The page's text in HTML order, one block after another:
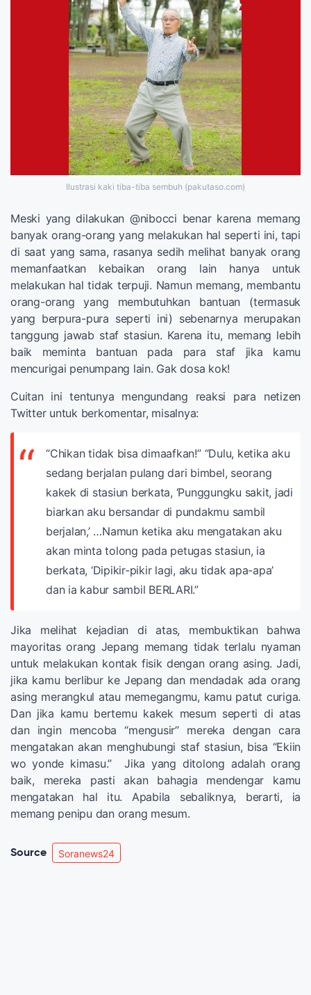
Ilustrasi kaki tiba-tiba sembuh (pakutaso.com)
Meski yang dilakukan @nibocci benar karena memang
banyak orang-orang yang melakukan hal seperti ini, tapi
di saat yang sama, rasanya sedih melihat banyak orang
memanfaatkan kebaikan orang lain hanya untuk
melakukan hal tidak terpuji. Namun memang, membantu
orang-orang yang membutuhkan bantuan (termasuk
yang berpura-pura seperti ini) sebenarnya merupakan
tanggung jawab staf stasiun. Karena itu, memang lebih
baik meminta bantuan pada para staf jika kamu
mencurigai penumpang lain. Gak dosa kok!
Cuitan ini tentunya mengundang reaksi para netizen
Twitter untuk berkomentar, misalnya:
“Chikan tidak bisa dimaafkan!” “Dulu, ketika aku
sedang berjalan pulang dari bimbel, seorang
kakek di stasiun berkata, ‘Punggungku sakit, jadi
biarkan aku bersandar di pundakmu sambil
berjalan,’ …Namun ketika aku mengatakan aku
akan minta tolong pada petugas stasiun, ia
berkata, ‘Dipikir-pikir lagi, aku tidak apa-apa’
dan ia kabur sambil BERLARI.”
Jika melihat kejadian di atas, membuktikan bahwa
mayoritas orang Jepang memang tidak terlalu nyaman
untuk melakukan kontak fisik dengan orang asing. Jadi,
jika kamu berlibur ke Jepang dan mendadak ada orang
asing merangkul atau memegangmu, kamu patut curiga.
Dan jika kamu bertemu kakek mesum seperti di atas
dan ingin mencoba “mengusir” mereka dengan cara
mengatakan akan menghubungi staf stasiun, bisa “Ekiin
wo yonde kimasu.” Jika yang ditolong adalah orang
baik, mereka pasti akan bahagia mendengar kamu
mengatakan hal itu. Apabila sebaliknya, berarti, ia
memang penipu dan orang mesum.
Source Soranews24